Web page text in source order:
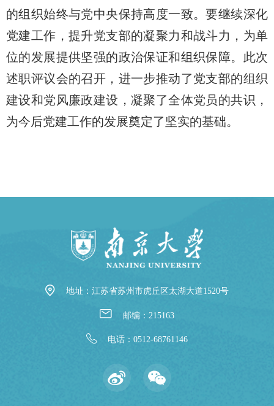
的组织始终与党中央保持高度一致。要继续深化
党建工作，提升党支部的凝聚力和战斗力，为单
位的发展提供坚强的政治保证和组织保障。此次
述职评议会的召开，进一步推动了党支部的组织
建设和党风廉政建设，凝聚了全体党员的共识，
为今后党建工作的发展奠定了坚实的基础。
地址：江苏省苏州市虎丘区太湖大道1520号
邮编：215163
电话：0512-68761146